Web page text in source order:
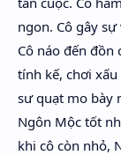
ngon. Cô gây
Cô náo đến đồn
tính kế, chơi
sư quạt mo bày
Ngôn Mộc tốt
khi cô còn nhỏ,